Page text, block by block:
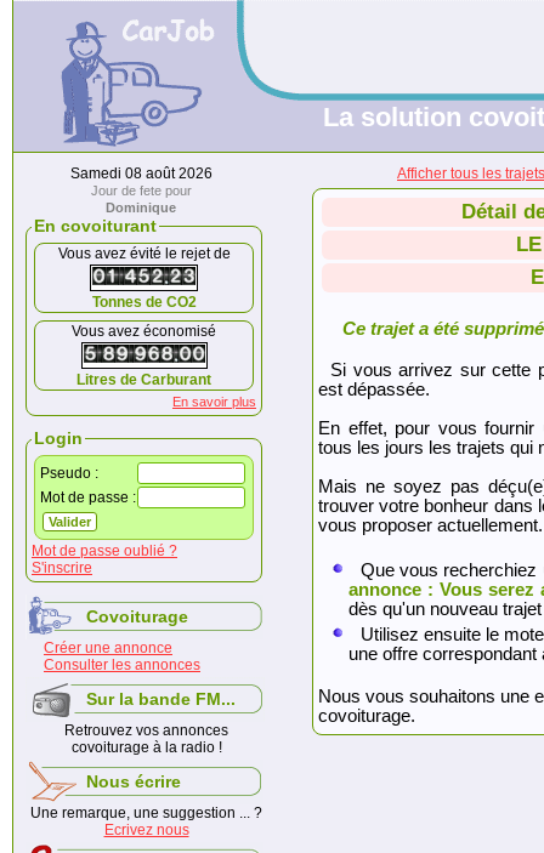
La solution
Samedi 08 août 2026
Jour de fete pour
Dominique
En covoiturant
Vous avez évité le rejet de
Tonnes de CO2
Vous avez économisé
Litres de Carburant
En savoir plus
Login
Pseudo :
Mot de passe :
Mot de passe oublié ?
S'inscrire
Covoiturage
Créer une annonce
Consulter les annonces
Sur la bande FM...
Retrouvez vos annonces
covoiturage à la radio !
Nous écrire
Une remarque, une suggestion ... ?
Ecrivez nous
Afficher tous les
Détail
Ce trajet a été
Si vous arrivez sur cette
est dépassée.
En effet, pour vous fournir
tous les jours les trajets qui
Mais ne soyez pas
trouver votre bonheur dans
vous proposer actuellement.
Que vous
annonce : Vous serez
dès qu'un nouveau
Utilisez ensuite le
une offre
Nous vous souhaitons une
covoiturage.